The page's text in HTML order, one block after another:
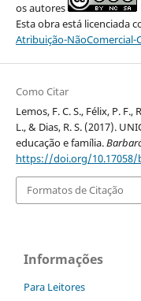
os autores
Esta obra está licenciada
Atribuição-
Como Citar
Lemos, F. C. S., Félix, P.
L., & Dias, R. S. (2017).
educação e família.
https://doi.org/10.17058/
Formatos de Citação
Informações
Para Leitores